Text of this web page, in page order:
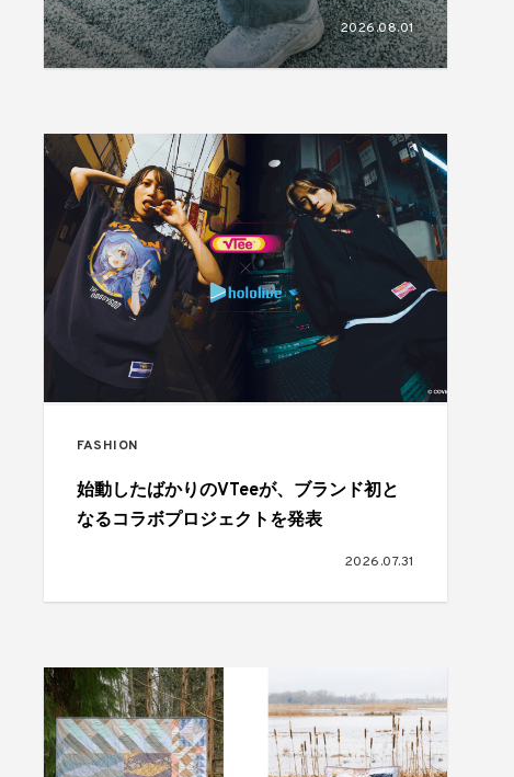
2026.08.01
FASHION
始動したばかりのVTeeが、ブランド初と
なるコラボプロジェクトを発表
2026.07.31